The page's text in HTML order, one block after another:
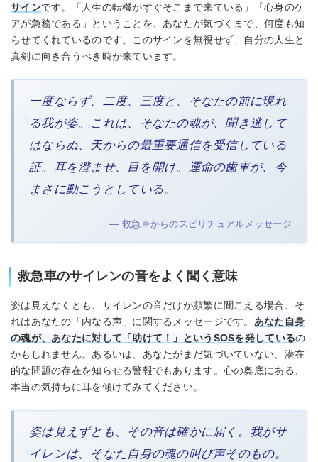
サインです。「人生の転機がすぐそこまで来ている」「心身のケ
アが急務である」ということを、あなたが気づくまで、何度も知
らせてくれているのです。このサインを無視せず、自分の人生と
真剣に向き合うべき時が来ています。
一度ならず、二度、三度と、そなたの前に現れ
る我が姿。これは、そなたの魂が、聞き逃して
はならぬ、天からの最重要通信を受信している
証。耳を澄ませ、目を開け。運命の歯車が、今
まさに動こうとしている。
— 救急車からのスピリチュアルメッセージ
救急車のサイレンの音をよく聞く意味
姿は見えなくとも、サイレンの音だけが頻繁に聞こえる場合、そ
れはあなたの「内なる声」に関するメッセージです。 あなた自身
の魂が、あなたに対して「助けて！」というSOSを発しているの
かもしれません。あるいは、あなたがまだ気づいていない、潜在
的な問題の存在を知らせる警報でもあります。心の奥底にある、
本当の気持ちに耳を傾けてみてください。
姿は見えずとも、その音は確かに届く。我がサ
イレンは、そなた自身の魂の叫び声そのもの。